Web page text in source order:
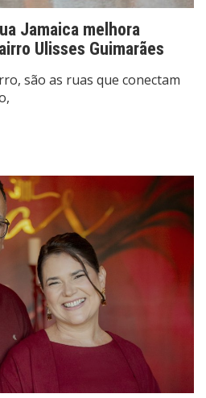
Jamaica melhora
Ulisses Guimarães
são as ruas que conectam